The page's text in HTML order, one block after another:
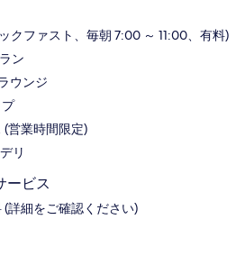
クファスト、毎朝 7:00 ～ 11:00、有料)
ン
ウンジ
(営業時間限定)
リ
ービス
詳細をご確認ください)